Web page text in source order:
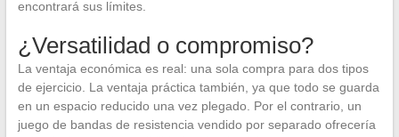
encontrará sus límites.
¿Versatilidad o compromiso?
La ventaja económica es real: una sola compra para dos tipos
de ejercicio. La ventaja práctica también, ya que todo se guarda
en un espacio reducido una vez plegado. Por el contrario, un
juego de bandas de resistencia vendido por separado ofrecería